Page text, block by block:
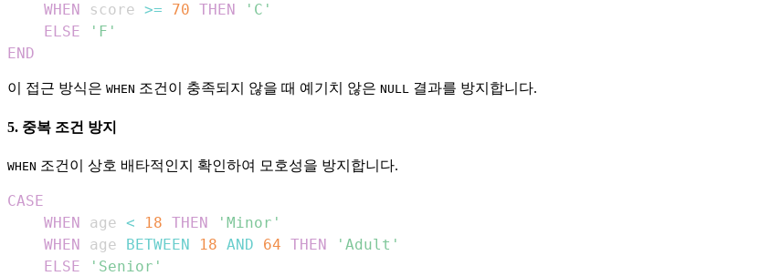
WHEN
score >= 70 THEN
'C'
ELSE
'F'
END
이 접근 방식은 WHEN 조건이 충족되지 않을 때 예기치 않은 NULL 결과를 방지합니다.
5. 중복 조건 방지
WHEN 조건이 상호 배타적인지 확인하여 모호성을 방지합니다.
CASE
WHEN age < 18 THEN
'Minor'
WHEN age BETWEEN 18 AND 64 THEN
'Adult'
ELSE
'Senior'